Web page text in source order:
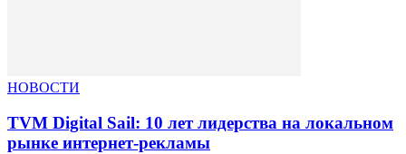
НОВОСТИ
TVM Digital Sail: 10 лет лидерства на локальном
рынке интернет-рекламы